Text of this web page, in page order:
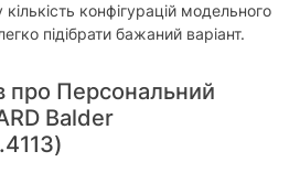
конфігурацій модельного
підібрати бажаний варіант.
про Персональний
Balder